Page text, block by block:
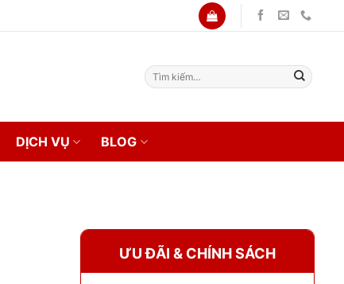
Tìm
kiếm:
DỊCH VỤ BLOG
ƯU ĐÃI & CHÍNH SÁCH